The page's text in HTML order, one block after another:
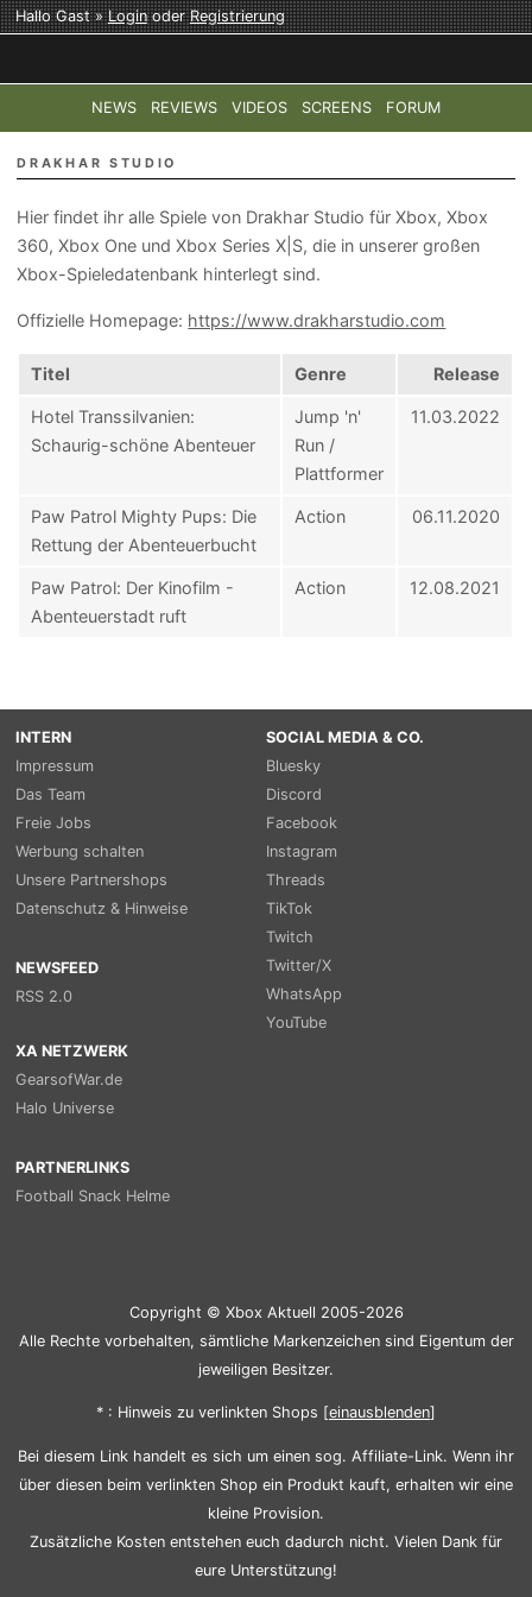
Hallo Gast »LoginoderRegistrierung
NEWS REVIEWS VIDEOS SCREENS FORUM
TOP-THEMEN: COD: MODERN WARFARE 4 HALO:
DRAKHAR STUDIO
Hier findet ihr alle Spiele von Drakhar Studio für Xbox, Xbox
360, Xbox One und Xbox Series X|S, die in unserer großen
Xbox-Spieledatenbank hinterlegt sind.
Offizielle Homepage: https://www.drakharstudio.com
Titel Genre Release
Hotel Transsilvanien:
Schaurig-schöne Abenteuer
Jump 'n'
Run /
Plattformer
11.03.2022
Paw Patrol Mighty Pups: Die
Rettung der Abenteuerbucht
Action 06.11.2020
Paw Patrol: Der Kinofilm -
Abenteuerstadt ruft
Action 12.08.2021
INTERN
Impressum
Das Team
Freie Jobs
Werbung schalten
Unsere Partnershops
Datenschutz & Hinweise
NEWSFEED
RSS 2.0
SOCIAL MEDIA & CO.
Bluesky
Discord
Facebook
Instagram
Threads
TikTok
Twitch
Twitter/X
WhatsApp
YouTube
XA NETZWERK
GearsofWar.de
Halo Universe
PARTNERLINKS
Football Snack Helme
Copyright © Xbox Aktuell 2005-2026
Alle Rechte vorbehalten, sämtliche Markenzeichen sind Eigentum der
jeweiligen Besitzer.
* : Hinweis zu verlinkten Shops [einausblenden]
Bei diesem Link handelt es sich um einen sog. Affiliate-Link. Wenn ihr
über diesen beim verlinkten Shop ein Produkt kauft, erhalten wir eine
kleine Provision.
Zusätzliche Kosten entstehen euch dadurch nicht. Vielen Dank für
eure Unterstützung!